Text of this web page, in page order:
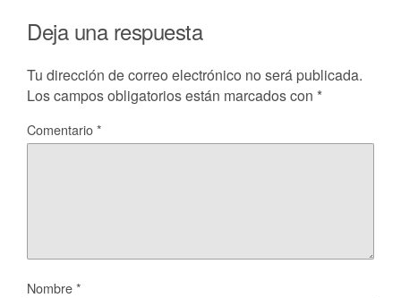
Deja una respuesta
Tu dirección de correo electrónico no será publicada.
Los campos obligatorios están marcados con *
Comentario*
Nombre*